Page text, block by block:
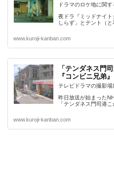
ドラマのロケ地に関す
夜ドラ『ミッドナイ
しらず」とテント（
www.kuroji-kanban.com
「テンダネス門
『コンビニ兄弟』
テレビドラマの撮影場
昨日放送が始まった
「テンダネス門司港
www.kuroji-kanban.com